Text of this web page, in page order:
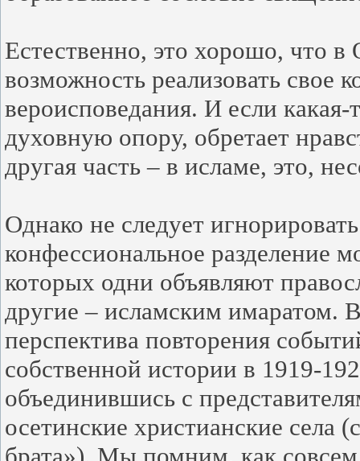
Естественно, это хорошо, что
возможность реализовать свое
вероисповедания. И если какая-
духовную опору, обретает
другая часть – в исламе, это,
Однако не следует
конфессиональное разделение
которых одни объявляют
другие – исламским имаратом.
перспектива повторения
собственной истории в 1919-
объединившись с
осетинские христианские села